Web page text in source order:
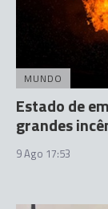
MUNDO
Estado de
grandes
9 Ago 17:53